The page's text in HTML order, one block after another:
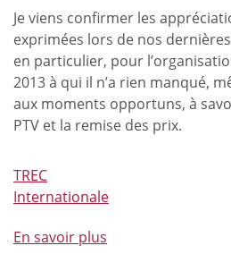
Je viens confirmer les
exprimées lors de nos
en particulier, pour
2013 à qui il n’a rien manqué,
aux moments opportuns, à
PTV et la remise des prix.
TREC
Internationale
En savoir plus